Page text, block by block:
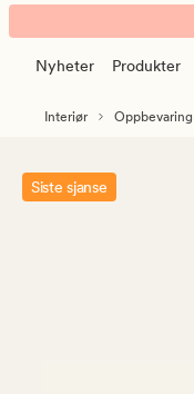
Jerry
oppbevaringsboks
transparent
banner.
Klikk
pause.
Nyheter Produkter
Interiør Oppbevaring
Siste sjanse